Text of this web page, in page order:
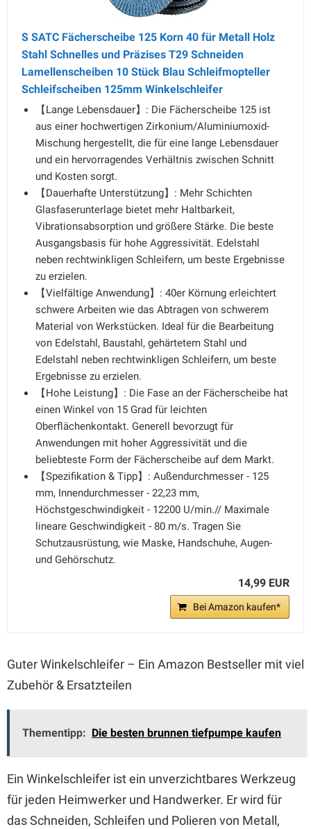
S SATC Fächerscheibe 125 Korn 40 für Metall Holz
Stahl Schnelles und Präzises T29 Schneiden
Lamellenscheiben 10 Stück Blau Schleifmopteller
Schleifscheiben 125mm Winkelschleifer
【Lange Lebensdauer】: Die Fächerscheibe 125 ist
aus einer hochwertigen Zirkonium/Aluminiumoxid-
Mischung hergestellt, die für eine lange Lebensdauer
und ein hervorragendes Verhältnis zwischen Schnitt
und Kosten sorgt.
【Dauerhafte Unterstützung】: Mehr Schichten
Glasfaserunterlage bietet mehr Haltbarkeit,
Vibrationsabsorption und größere Stärke. Die beste
Ausgangsbasis für hohe Aggressivität. Edelstahl
neben rechtwinkligen Schleifern, um beste Ergebnisse
zu erzielen.
【Vielfältige Anwendung】: 40er Körnung erleichtert
schwere Arbeiten wie das Abtragen von schwerem
Material von Werkstücken. Ideal für die Bearbeitung
von Edelstahl, Baustahl, gehärtetem Stahl und
Edelstahl neben rechtwinkligen Schleifern, um beste
Ergebnisse zu erzielen.
【Hohe Leistung】: Die Fase an der Fächerscheibe hat
einen Winkel von 15 Grad für leichten
Oberflächenkontakt. Generell bevorzugt für
Anwendungen mit hoher Aggressivität und die
beliebteste Form der Fächerscheibe auf dem Markt.
【Spezifikation & Tipp】: Außendurchmesser - 125
mm, Innendurchmesser - 22,23 mm,
Höchstgeschwindigkeit - 12200 U/min.// Maximale
lineare Geschwindigkeit - 80 m/s. Tragen Sie
Schutzausrüstung, wie Maske, Handschuhe, Augen-
und Gehörschutz.
14,99 EUR
Bei Amazon kaufen*
Guter Winkelschleifer – Ein Amazon Bestseller mit viel
Zubehör & Ersatzteilen
Thementipp: Die besten brunnen tiefpumpe kaufen
Ein Winkelschleifer ist ein unverzichtbares Werkzeug
für jeden Heimwerker und Handwerker. Er wird für
das Schneiden, Schleifen und Polieren von Metall,